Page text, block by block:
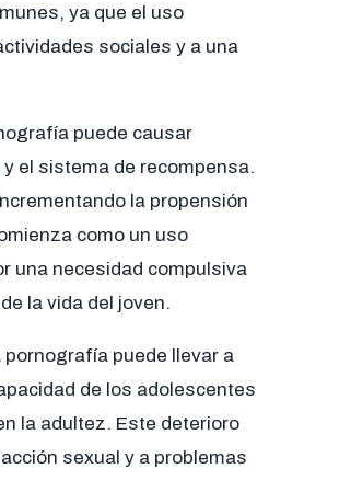
ya que el uso
sociales y a una
puede causar
el sistema de recompensa.
la propensión
como un uso
una necesidad compulsiva
la vida del joven.
puede llevar a
de los adolescentes
la adultez. Este deterioro
sexual y a problemas